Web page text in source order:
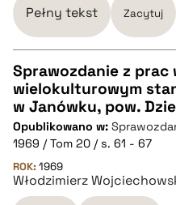
pobierz cytat
Pełny tekst Zacytuj
CZYSTY TEKST
pobierz cytat
BIBTEX
Sprawozdanie z
wielokulturowym
w Janówku, pow.
Opublikowano w:
1969 / Tom 20 / s. 61 - 67
ROK: 1969
Włodzimierz